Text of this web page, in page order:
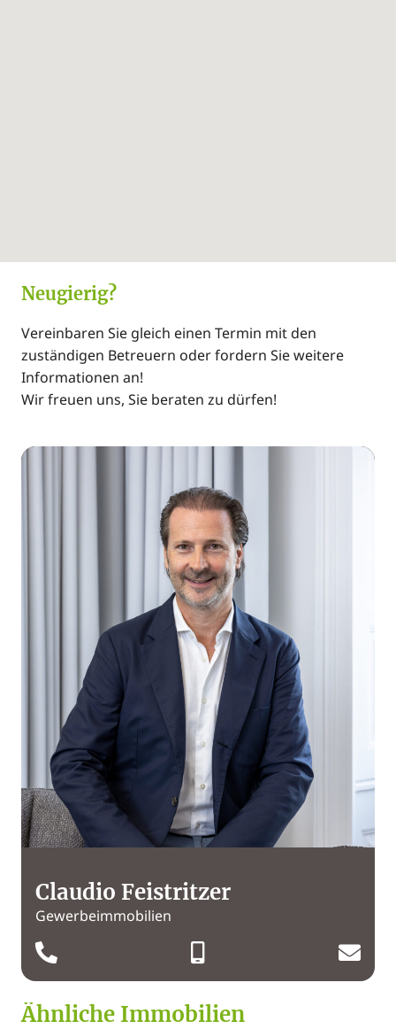
Neugierig?
Vereinbaren Sie gleich einen Termin mit den
zuständigen Betreuern oder fordern Sie weitere
Informationen an!
Wir freuen uns, Sie beraten zu dürfen!
Claudio Feistritzer
Gewerbeimmobilien
Ähnliche Immobilien